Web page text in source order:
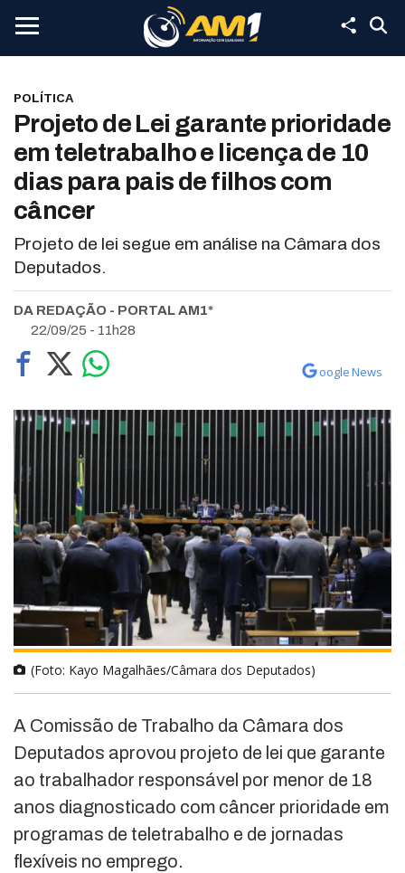
POLÍTICA
Projeto de Lei garante prioridade
em teletrabalho e licença de 10
dias para pais de filhos com
câncer
Projeto de lei segue em análise na Câmara dos
Deputados.
DA REDAÇÃO - PORTAL AM1*
22/09/25 - 11h28
oogle News
(Foto: Kayo Magalhães/Câmara dos Deputados)
A Comissão de Trabalho da Câmara dos
Deputados aprovou projeto de lei que garante
ao trabalhador responsável por menor de 18
anos diagnosticado com câncer prioridade em
programas de teletrabalho e de jornadas
flexíveis no emprego.